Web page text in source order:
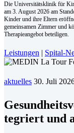
Die Universitätsklinik für
am 3. August 2026 am
Kinder und ihre Eltern
gemeinsamen Zimmer und
Therapieangebot beteiligen.
Leistungen | Spital-
aktuelles 30. Juli
te­griert und